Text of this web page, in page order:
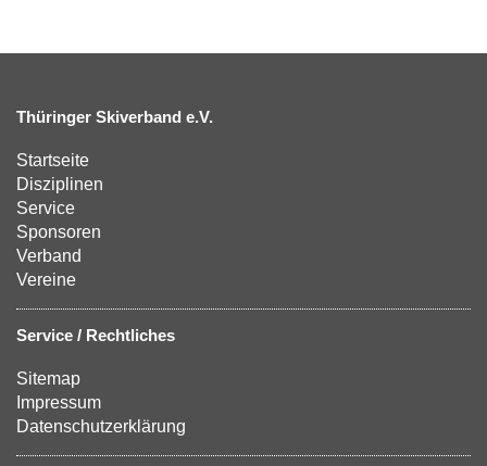
Thüringer Skiverband e.V.
Startseite
Disziplinen
Service
Sponsoren
Verband
Vereine
Service / Rechtliches
Sitemap
Impressum
Datenschutzerklärung